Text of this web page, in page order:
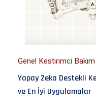
Genel Kestirimci Bakım
Yapay Zeka Destekli
ve En İyi Uygulamalar